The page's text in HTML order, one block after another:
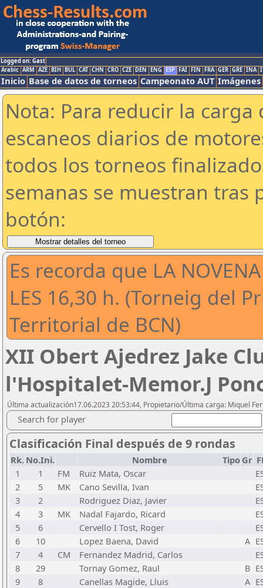
Logged on: Gast
Arabic ARM AZE BIH BUL CAT CHN CRO CZE DEN ENG ESP FAI FIN FRA GER GRE INA
Inicio Base de datos de torneos Campeonato AUT Imágenes
Nota: Para reducir la
escaneos diarios de
todos los torneos
semanas se muestran tras
botón:
Es recorda que LA
LES 16,30 h. (Torneig del
Territorial de BCN)
XII Obert Ajedrez Jake
l'Hospitalet-Memor.J
Última actualización17.06.2023 20:53:44, Propietario/Última carga: Miquel
Search for player
Clasificación Final después de 9 rondas
Rk. No.Ini. Nombre Tipo Gr
1
1 FM Ruiz Mata, Oscar
2
5 MK Cano Sevilla, Ivan
3
2 Rodriguez Diaz, Javier
4
3 MK Nadal Fajardo, Ricard
5
6 Cervello I Tost, Roger
6
10 Lopez Baena, David A
7
4 CM Fernandez Madrid, Carlos
8
29 Tornay Gomez, Raul B
9
8 Canellas Magide, Lluis A